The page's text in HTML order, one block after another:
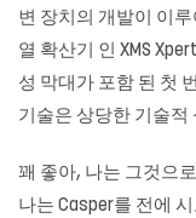
변 장치의 개발이 이루
열 확산기 인 XMS
성 막대가 포함 된 첫
기술은 상당한 기술적
꽤 좋아, 나는 그것으
나는 Casper를 전에